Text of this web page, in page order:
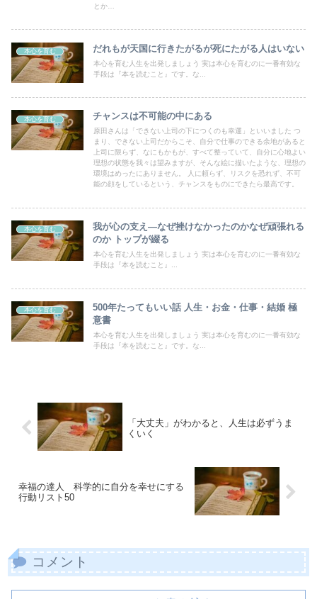
とか…
本心を育む だれもが天国に行きたがるが死にたがる人はいない
本心を育む人生を出発しましょう 実は本心を育むのに一番有効な
手段は『本を読むこと』です。な...
本心を育む チャンスは不可能の中にある
原田さんは「できない上司の下につくのも幸運」といいました つ
まり、できない上司だからこそ、自分で仕事のできる余地があると
上司に限らず、なにもかもが、すべて整っていて、自分に心地よい
理想の状態を我々は望みますが、そんな絵に描いたような、理想の
環境はめったにありません。 人に頼らず、リスクを恐れず、不可
能の顔をしているという、チャンスをものにできたら最高です。
本心を育む
我が心の支え―なぜ挫けなかったのかなぜ頑張れる
のか トップが綴る
本心を育む人生を出発しましょう 実は本心を育むのに一番有効な
手段は『本を読むこと』...
本心を育む
500年たってもいい話 人生・お金・仕事・結婚 極
意書
本心を育む人生を出発しましょう 実は本心を育むのに一番有効な
手段は『本を読むこと』です。な...
「大丈夫」がわかると、人生は必ずうま
くいく
幸福の達人 科学的に自分を幸せにする
行動リスト50
コメント